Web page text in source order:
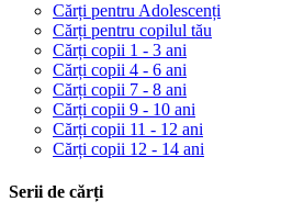
Cărți pentru Adolescenți
Cărți pentru copilul tău
Cărți copii 1 - 3 ani
Cărți copii 4 - 6 ani
Cărți copii 7 - 8 ani
Cărți copii 9 - 10 ani
Cărți copii 11 - 12 ani
Cărți copii 12 - 14 ani
Serii de cărți